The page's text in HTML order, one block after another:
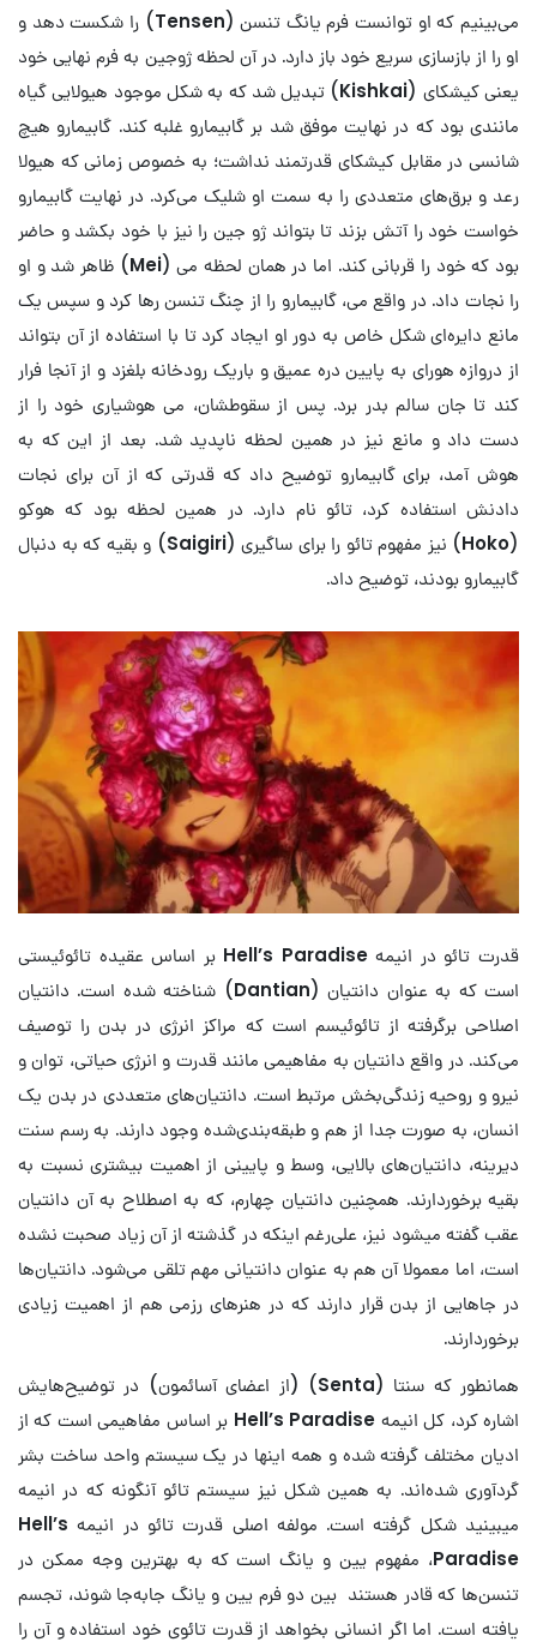
می‌بینیم که او توانست فرم یانگ تنسن (Tensen) را شکست دهد و
او را از بازسازی سریع خود باز دارد. در آن لحظه ژوجین به فرم نهایی خود
یعنی کیشکای (Kishkai) تبدیل شد که به شکل موجود هیولایی گیاه
مانندی بود که در نهایت موفق شد بر گابیمارو غلبه کند. گابیمارو هیچ
شانسی در مقابل کیشکای قدرتمند نداشت؛ به خصوص زمانی که هیولا
رعد و برق‌های متعددی را به سمت او شلیک می‌کرد. در نهایت گابیمارو
خواست خود را آتش بزند تا بتواند ژو جین را نیز با خود بکشد و حاضر
بود که خود را قربانی کند. اما در همان لحظه می (Mei) ظاهر شد و او
را نجات داد. در واقع می، گابیمارو را از چنگ تنسن رها کرد و سپس یک
مانع دایره‌ای شکل خاص به دور او ایجاد کرد تا با استفاده از آن بتواند
از دروازه‌ هورای به پایین دره‌ عمیق و باریک رودخانه بلغزد و از آنجا فرار
کند تا جان سالم بدر برد. پس از سقوطشان، می هوشیاری خود را از
دست داد و مانع نیز در همین لحظه ناپدید شد. بعد از این که به
هوش آمد، برای گابیمارو توضیح داد که قدرتی که از آن برای نجات
دادنش استفاده کرد، تائو نام دارد. در همین لحظه بود که هوکو
(
Hoko) نیز مفهوم تائو را برای ساگیری (Saigiri) و بقیه که به دنبال
گابیمارو بودند، توضیح داد.
قدرت تائو در انیمهHell’s Paradise
بر اساس عقیده تائوئیستی
است که به عنوان دانتیان (Dantian) شناخته شده است. دانتیان
اصلاحی برگرفته از تائوئیسم است که مراکز انرژی در بدن را توصیف
می‌کند. در واقع دانتیان به مفاهیمی مانند قدرت و انرژی حیاتی، توان و
نیرو و روحیه زندگی‌بخش مرتبط است. دانتیان‌های متعددی در بدن یک
انسان، به صورت جدا از هم و طبقه‌بندی‌شده وجود دارند. به رسم سنت
دیرینه، دانتیان‌های بالایی، وسط و پایینی از اهمیت بیشتری نسبت به
بقیه برخوردارند. همچنین دانتیان چهارم، که به اصطلاح به آن دانتیان
عقب گفته میشود نیز، علی‌رغم اینکه در گذشته از آن زیاد صحبت نشده
است، اما معمولا آن هم به عنوان دانتیانی مهم تلقی می‌شود. دانتیان‌ها
در جاهایی از بدن قرار دارند که در هنرهای رزمی هم از اهمیت زیادی
برخوردارند.
همانطور که سنتا (Senta) (از اعضای آسائمون) در توضیح‌هایش
اشاره کرد، کل انیمه Hell’s Paradise بر اساس مفاهیمی است که از
ادیان مختلف گرفته شده و همه اینها در یک سیستم واحد ساخت بشر
گردآوری شده‌اند. به همین شکل نیز سیستم تائو آنگونه که در انیمه
میبینید شکل گرفته است. مولفه اصلی قدرت تائو در انیمه Hell’s
Paradise، مفهوم یین و یانگ است که به بهترین وجه ممکن در
تنسن‌ها که قادر هستند بین دو فرم یین و یانگ جابه‌جا شوند، تجسم
یافته است. اما اگر انسانی بخواهد از قدرت تائوی خود استفاده و آن را